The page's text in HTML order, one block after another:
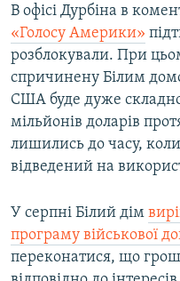
В офісі Дурбіна в
«Голосу Америки»
розблокували. При
спричинену Білим
США буде дуже
мільйонів доларів
лишились до часу,
відведений на
У серпні Білий дім
програму військової
переконатися, що